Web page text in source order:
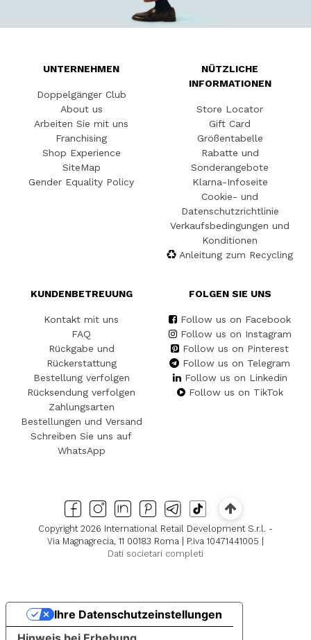
UNTERNEHMEN
Doppelgänger Club
About us
Arbeiten Sie mit uns
Franchising
Shop Experience
SiteMap
Gender Equality Policy
NÜTZLICHE
INFORMATIONEN
Store Locator
Gift Card
Größentabelle
Rabatte und
Sonderangebote
Klarna-Infoseite
Cookie- und
Datenschutzrichtlinie
Verkaufsbedingungen und
Konditionen
Anleitung zum Recycling
KUNDENBETREUUNG
Kontakt mit uns
FAQ
Rückgabe und
Rückerstattung
Bestellung verfolgen
Rücksendung verfolgen
Zahlungsarten
Bestellungen und Versand
Schreiben Sie uns auf
WhatsApp
FOLGEN SIE UNS
Follow us on Facebook
Follow us on Instagram
Follow us on Pinterest
Follow us on Telegram
Follow us on Linkedin
Follow us on TikTok
Copyright 2026 International Retail Development S.r.l. -
Via Magnagrecia, 11 00183 Roma | P.iva 10471441005 |
Dati societari completi
Ihre Datenschutzeinstellungen